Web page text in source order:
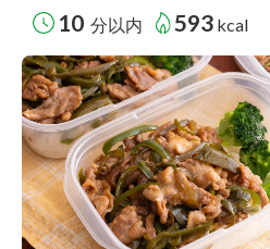
10 分以内 593 kcal